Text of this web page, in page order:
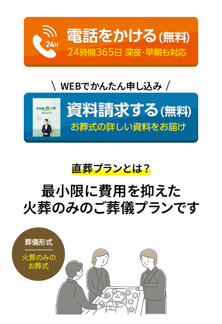
WEBでかんたん申し込み
直葬プランとは？
最小限に費用を抑えた
火葬のみのご葬儀プランです
葬儀形式
火葬のみの
お葬式